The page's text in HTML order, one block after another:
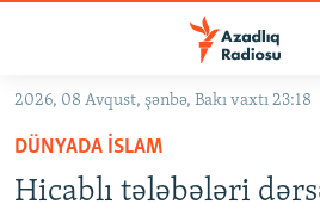
Əsas
qayıt
Əsas
#İZAHLA
2026, 08 Avqust, şənbə, Bakı vaxtı 23:18
DÜNYADA İSLAM
Hicablı tələbələri